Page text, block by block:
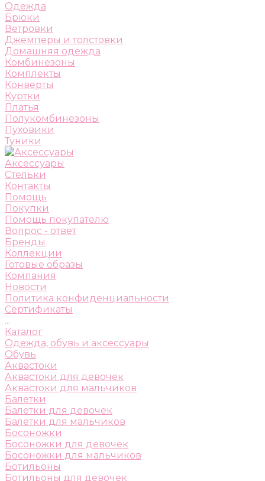
Одежда
Брюки
Ветровки
Джемперы и толстовки
Домашняя одежда
Комбинезоны
Комплекты
Конверты
Куртки
Платья
Полукомбинезоны
Пуховики
Туники
Аксессуары
Стельки
Контакты
Помощь
Покупки
Помощь покупателю
Вопрос - ответ
Бренды
Коллекции
Готовые образы
Компания
Новости
Политика конфиденциальности
Сертификаты
...
Каталог
Одежда, обувь и аксессуары
Обувь
Аквастоки
Аквастоки для девочек
Аквастоки для мальчиков
Балетки
Балетки для девочек
Балетки для мальчиков
Босоножки
Босоножки для девочек
Босоножки для мальчиков
Ботильоны
Ботильоны для девочек